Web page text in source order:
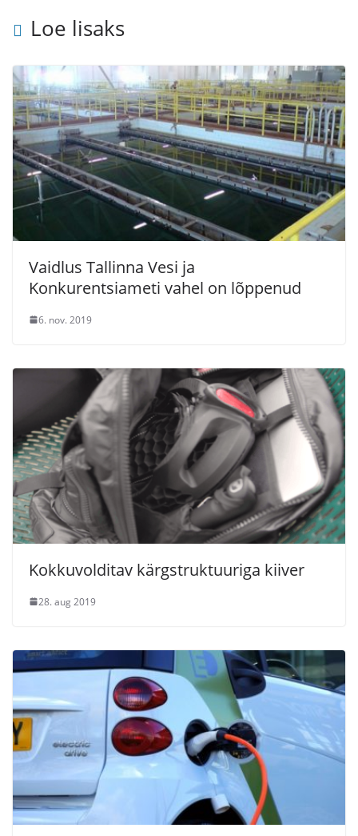
Loe lisaks
Vaidlus Tallinna Vesi ja
Konkurentsiameti vahel on lõppenud
6. nov. 2019
Kokkuvolditav kärgstruktuuriga kiiver
28. aug 2019